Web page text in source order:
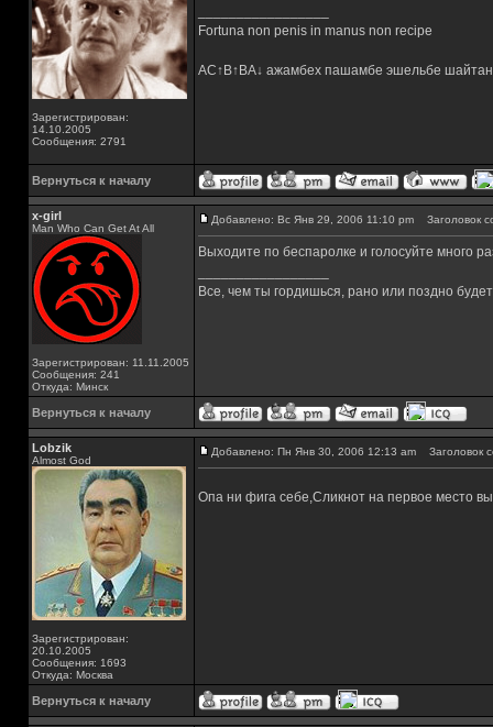
Зарегистрирован:
14.10.2005
Сообщения: 2791
Fortuna non penis in manus non recipe
AC↑B↑BA↓ ажамбех пашамбе эшельбе
Вернуться к началу
x-girl
Man Who Can Get At All
Зарегистрирован: 11.11.2005
Сообщения: 241
Откуда: Минск
Добавлено: Вс Янв 29, 2006 11:10 pm Заголовок
Выходите по беспаролке и голосуйте много
Все, чем ты гордишься, рано или поздно
Вернуться к началу
Lobzik
Almost God
Зарегистрирован:
20.10.2005
Сообщения: 1693
Откуда: Москва
Добавлено: Пн Янв 30, 2006 12:13 am Заголовок
Опа ни фига себе,Сликнот на первое место
Вернуться к началу